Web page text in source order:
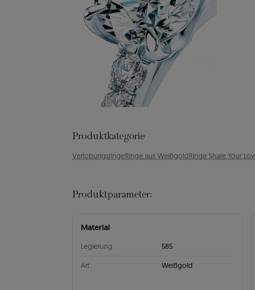
Produktkategorie
VerlobungsringeRinge aus WeißgoldRinge Share Your
Produktparameter:
Material
Legierung 585
Art Weißgold